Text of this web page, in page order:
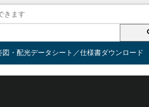
・配光データシート／仕様書ダウンロード